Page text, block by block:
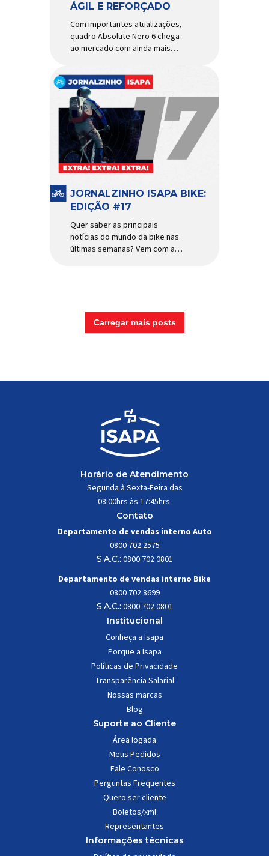
ÁGIL E REFORÇADO
Com importantes atualizações,
quadro Absolute Nero 6 chega
ao mercado com ainda mais
uso urbano e MTB recreacional
Um dos quadros de maior
sucesso do mercado de
bicicletas brasileiro chega em
nova versão: o
Absolute Nero 6, sexta geração
do quadro mais vendido da
marca nacional. Extremamente
popular para quem busca uma
JORNALZINHO ISAPA BIKE:
EDIÇÃO #17
Quer saber as principais
notícias do mundo da bike nas
últimas semanas? Vem com a
Carregar mais posts
Horário de Atendimento
Segunda à Sexta-Feira das
08:00hrs às 17:45hrs.
Contato
Departamento de vendas interno Auto
0800 702 2575
S.A.C.: 0800 702 0801
Departamento de vendas interno Bike
0800 702 8699
S.A.C.: 0800 702 0801
Institucional
Conheça a Isapa
Porque a Isapa
Políticas de Privacidade
Transparência Salarial
Nossas marcas
Blog
Suporte ao Cliente
Área logada
Meus Pedidos
Fale Conosco
Perguntas Frequentes
Quero ser cliente
Boletos/xml
Representantes
Informações técnicas